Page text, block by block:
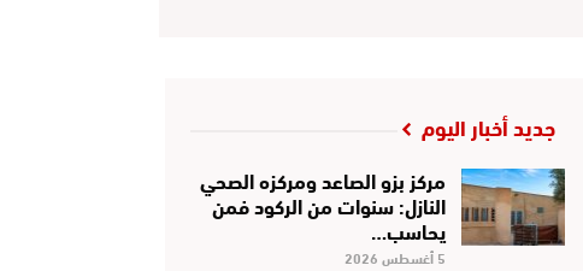
جديد أخبار اليوم
مركز بزو الصاعد ومركزه الصحي
النازل: سنوات من الركود فمن
يحاسب…
5 أغسطس 2026